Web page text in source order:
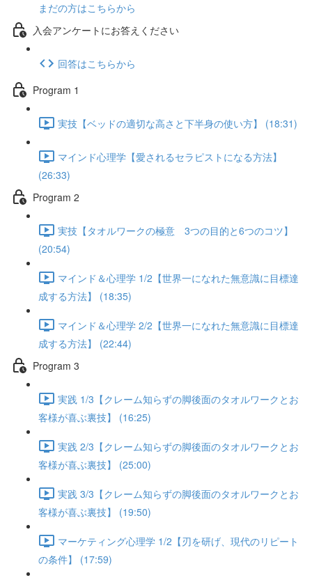
まだの方はこちらから
入会アンケートにお答えください
回答はこちらから
Program 1
実技【ベッドの適切な高さと下半身の使い方】 (18:31)
マインド心理学【愛されるセラピストになる方法】
(26:33)
Program 2
実技【タオルワークの極意 3つの目的と6つのコツ】
(20:54)
マインド＆心理学 1/2【世界一になれた無意識に目標達
成する方法】 (18:35)
マインド＆心理学 2/2【世界一になれた無意識に目標達
成する方法】 (22:44)
Program 3
実践 1/3【クレーム知らずの脚後面のタオルワークとお
客様が喜ぶ裏技】 (16:25)
実践 2/3【クレーム知らずの脚後面のタオルワークとお
客様が喜ぶ裏技】 (25:00)
実践 3/3【クレーム知らずの脚後面のタオルワークとお
客様が喜ぶ裏技】 (19:50)
マーケティング心理学 1/2【刃を研げ、現代のリピート
の条件】 (17:59)